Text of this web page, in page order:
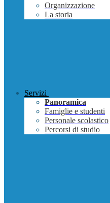
Organizzazione
La storia
Servizi
Panoramica
Famiglie e studenti
Personale scolastico
Percorsi di studio